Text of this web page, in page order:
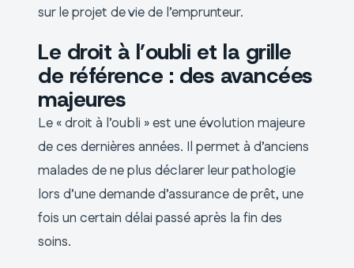
sur le projet de vie de l’emprunteur.
Le droit à l’oubli et la grille
de référence : des avancées
majeures
Le « droit à l’oubli » est une évolution majeure
de ces dernières années. Il permet à d’anciens
malades de ne plus déclarer leur pathologie
lors d’une demande d’assurance de prêt, une
fois un certain délai passé après la fin des
soins.